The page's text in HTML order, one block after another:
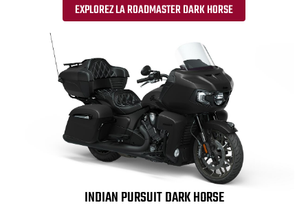
EXPLOREZ LA ROADMASTER DARK HORSE
INDIAN PURSUIT DARK HORSE